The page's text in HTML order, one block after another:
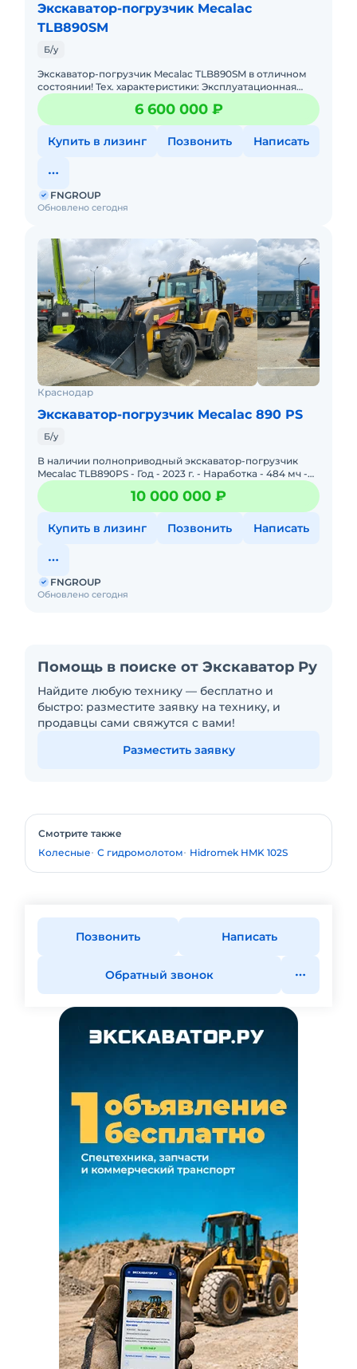
Экскаватор-погрузчик Mecalac
TLB890SM
Б/у
Экскаватор-погрузчик Mecalac TLB890SM в отличном
состоянии! Тех. характеристики: Эксплуатационная
6 600 000 ₽
Купить в лизинг Позвонить Написать
Обновлено сегодня
FNGROUP
Краснодар
Экскаватор-погрузчик Mecalac 890 PS
Б/у
В наличии полноприводный экскаватор-погрузчик
Mecalac TLB890PS - Год - 2023 г. - Наработка - 484 мч -
Местонахождение - Респ. Адыгея, Теучежский р-н, г.п.
10 000 000 ₽
Купить в лизинг Позвонить Написать
Обновлено сегодня
FNGROUP
Помощь в поиске от Экскаватор Ру
Найдите любую технику — бесплатно и
быстро: разместите заявку на технику, и
продавцы сами свяжутся с вами!
Разместить заявку
Смотрите также
Колесные С гидромолотом Hidromek HMK 102S
Позвонить Написать
Обратный звонок